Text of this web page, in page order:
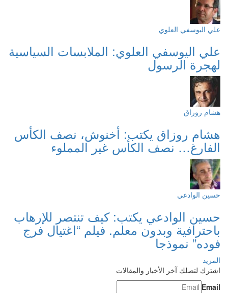
علي اليوسفي العلوي
علي اليوسفي العلوي: الملابسات السياسية
لهجرة الرسول
هشام روزاق
هشام روزاق يكتب: أخنوش، نصف الكأس
الفارغ… نصف الكأس غير المملوء
حسين الوادعي
حسين الوادعي يكتب: كيف تنتصر للإرهاب
باحترافية وبدون معلم. فيلم “اغتيال فرج
فوده” نموذجا
المزيد
اشترك لتصلك آخر الأخبار والمقالات
Email